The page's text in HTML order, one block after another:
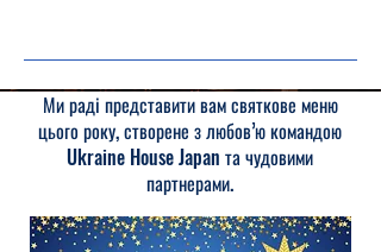
Ми раді представити вам святкове меню
цього року, створене з любов’ю командою
Ukraine House Japan та чудовими
партнерами.